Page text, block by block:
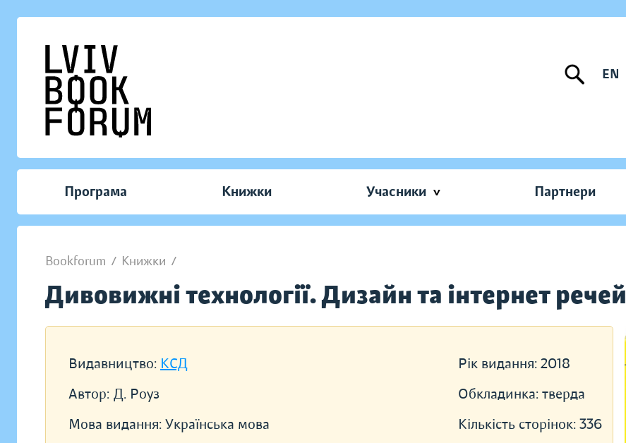
EN
Програма Книжки Учасники Партнери
Bookforum / Книжки /
Дивовижні технології. Дизайн та інтернет речей
Видавництво: КСД
Автор: Д. Роуз
Мова видання: Українська мова
Рік видання: 2018
Обкладинка: тверда
Кількість сторінок: 336